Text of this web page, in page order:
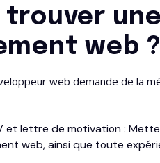
trouver
web ?
web demande de la
et lettre de motivation :
web, ainsi que toute